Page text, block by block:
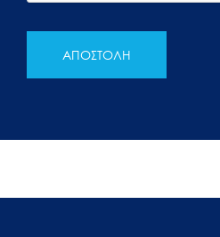
ΑΠΟΣΤΟΛΗ